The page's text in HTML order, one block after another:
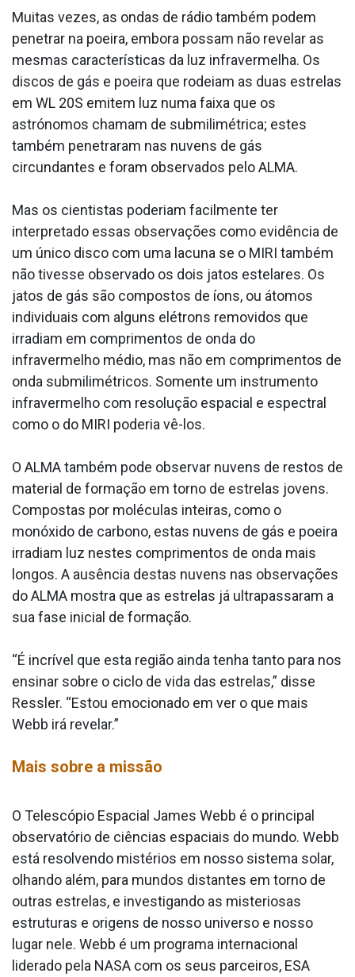
Muitas vezes, as ondas de rádio também podem
penetrar na poeira, embora possam não revelar as
mesmas características da luz infravermelha. Os
discos de gás e poeira que rodeiam as duas estrelas
em WL 20S emitem luz numa faixa que os
astrónomos chamam de submilimétrica; estes
também penetraram nas nuvens de gás
circundantes e foram observados pelo ALMA.
Mas os cientistas poderiam facilmente ter
interpretado essas observações como evidência de
um único disco com uma lacuna se o MIRI também
não tivesse observado os dois jatos estelares. Os
jatos de gás são compostos de íons, ou átomos
individuais com alguns elétrons removidos que
irradiam em comprimentos de onda do
infravermelho médio, mas não em comprimentos de
onda submilimétricos. Somente um instrumento
infravermelho com resolução espacial e espectral
como o do MIRI poderia vê-los.
O ALMA também pode observar nuvens de restos de
material de formação em torno de estrelas jovens.
Compostas por moléculas inteiras, como o
monóxido de carbono, estas nuvens de gás e poeira
irradiam luz nestes comprimentos de onda mais
longos. A ausência destas nuvens nas observações
do ALMA mostra que as estrelas já ultrapassaram a
sua fase inicial de formação.
“É incrível que esta região ainda tenha tanto para nos
ensinar sobre o ciclo de vida das estrelas,” disse
Ressler. “Estou emocionado em ver o que mais
Webb irá revelar.”
Mais sobre a missão
O Telescópio Espacial James Webb é o principal
observatório de ciências espaciais do mundo. Webb
está resolvendo mistérios em nosso sistema solar,
olhando além, para mundos distantes em torno de
outras estrelas, e investigando as misteriosas
estruturas e origens de nosso universo e nosso
lugar nele. Webb é um programa internacional
liderado pela NASA com os seus parceiros, ESA